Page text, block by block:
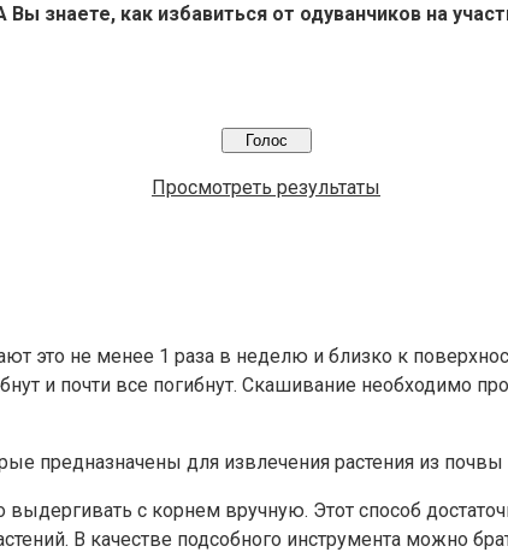
Вы знаете, как избавиться от одуванчиков на
Просмотреть результаты
это не менее 1 раза в неделю и близко к
и почти все погибнут. Скашивание необходимо
предназначены для извлечения растения из
выдергивать с корнем вручную. Этот способ
В качестве подсобного инструмента можно